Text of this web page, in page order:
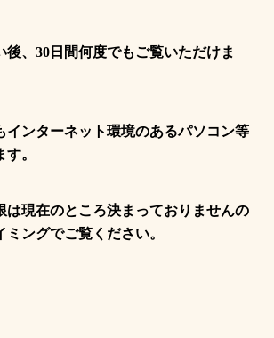
、 30 日間何度でもご覧いただけま
インターネット環境のあるパソコン等
。
は現在のところ決まっておりませんの
ングでご覧ください。